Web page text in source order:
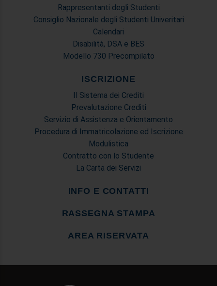
Rappresentanti degli Studenti
Consiglio Nazionale degli Studenti Univeritari
Calendari
Disabilità, DSA e BES
Modello 730 Precompilato
ISCRIZIONE
Il Sistema dei Crediti
Prevalutazione Crediti
Servizio di Assistenza e Orientamento
Procedura di Immatricolazione ed Iscrizione
Modulistica
Contratto con lo Studente
La Carta dei Servizi
INFO E CONTATTI
RASSEGNA STAMPA
AREA RISERVATA